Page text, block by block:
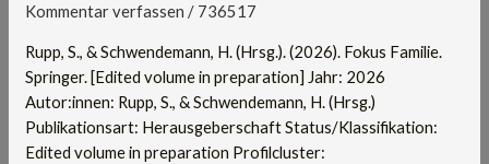
Kommentar verfassen / 736517
Rupp, S., & Schwendemann, H. (Hrsg.). (2026). Fokus Familie.
Springer. [Edited volume in preparation] Jahr: 2026
Autor:innen: Rupp, S., & Schwendemann, H. (Hrsg.)
Publikationsart: Herausgeberschaft Status/Klassifikation:
Edited volume in preparation Profilcluster: